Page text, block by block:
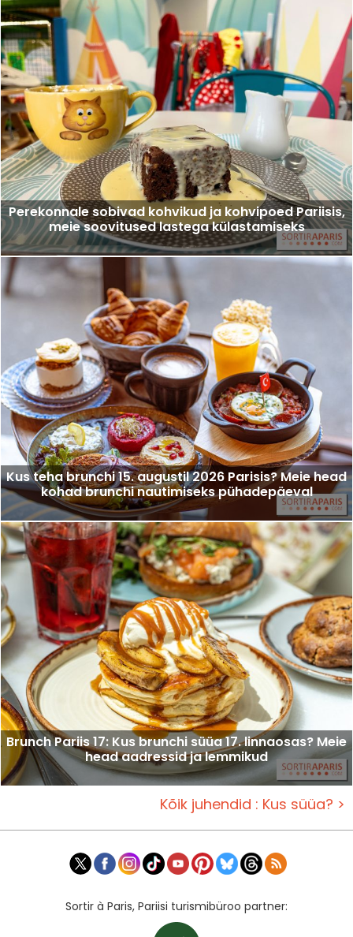
Perekonnale sobivad kohvikud ja kohvipoed Pariisis,
meie soovitused lastega külastamiseks
Kus teha brunchi 15. augustil 2026 Parisis? Meie head
kohad brunchi nautimiseks pühadepäeval
Brunch Pariis 17: Kus brunchi süüa 17. linnaosas? Meie
head aadressid ja lemmikud
Kõik juhendid : Kus süüa? >
Sortir à Paris, Pariisi turismibüroo partner: